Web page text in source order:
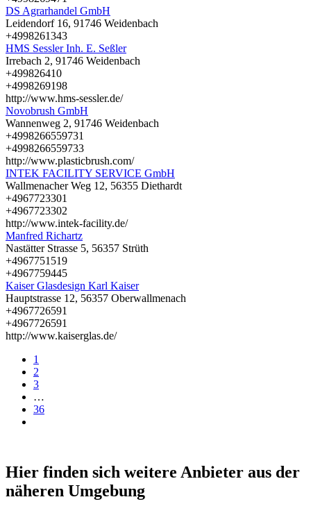
DS Agrarhandel GmbH
Leidendorf 16, 91746 Weidenbach
+4998261343
HMS Sessler Inh. E. Seßler
Irrebach 2, 91746 Weidenbach
+499826410
+4998269198
http://www.hms-sessler.de/
Novobrush GmbH
Wannenweg 2, 91746 Weidenbach
+4998266559731
+4998266559733
http://www.plasticbrush.com/
INTEK FACILITY SERVICE GmbH
Wallmenacher Weg 12, 56355 Diethardt
+4967723301
+4967723302
http://www.intek-facility.de/
Manfred Richartz
Nastätter Strasse 5, 56357 Strüth
+4967751519
+4967759445
Kaiser Glasdesign Karl Kaiser
Hauptstrasse 12, 56357 Oberwallmenach
+4967726591
+4967726591
http://www.kaiserglas.de/
1
2
3
…
36
Hier finden sich weitere Anbieter aus der
näheren Umgebung